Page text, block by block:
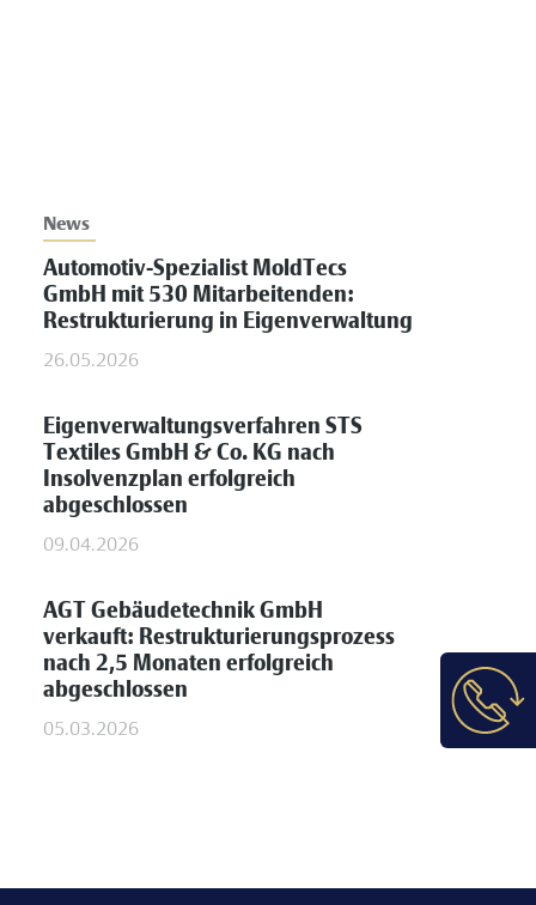
News
Automotiv-Spezialist MoldTecs
GmbH mit 530 Mitarbeitenden:
Restrukturierung in Eigenverwaltung
26.05.2026
Eigenverwaltungsverfahren STS
Textiles GmbH & Co. KG nach
Insolvenzplan erfolgreich
abgeschlossen
09.04.2026
AGT Gebäudetechnik GmbH
verkauft: Restrukturierungsprozess
nach 2,5 Monaten erfolgreich
abgeschlossen
05.03.2026